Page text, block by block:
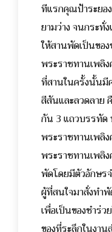
ทีแรกคุณป้าระยอ
ยามว่าง จนกระทั่
ให้สานพัดเป็นขอ
พระราชทานเพลิ
ที่สานในครั้งนั้นมี
สีสันและลวดลาย
กัน 3 แถวบรรทัด
พระราชทานเพลิ
พระราชทานเพลิ
พัดโดยมีตัวอักษ
ผู้ที่สนใจมาสั่งทำ
เพื่อเป็นของชำร่